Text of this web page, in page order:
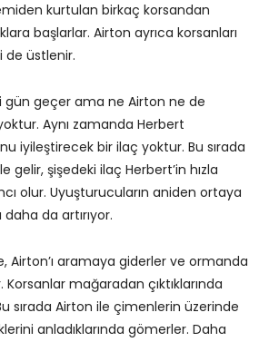
kurtulan birkaç korsandan
başlarlar. Airton ayrıca korsanları
üstlenir.
gün geçer ama ne Airton ne de
Aynı zamanda Herbert
iyileştirecek bir ilaç yoktur. Bu sırada
gelir, şişedeki ilaç Herbert’in hızla
olur. Uyuşturucuların aniden ortaya
daha da artırıyor.
Airton’ı aramaya giderler ve ormanda
mağaradan çıktıklarında
sırada Airton ile çimenlerin üzerinde
anladıklarında gömerler. Daha